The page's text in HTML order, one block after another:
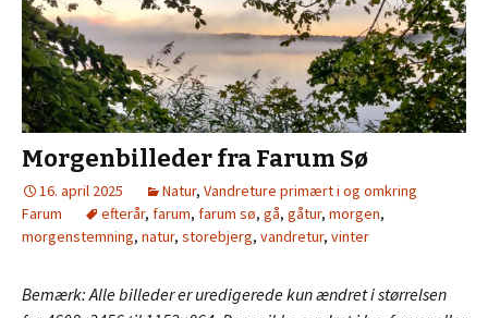
Morgenbilleder fra Farum Sø
16. april 2025 Natur, Vandreture primært i og omkring
Farum
efterår, farum, farum sø, gå, gåtur, morgen,
morgenstemning, natur, storebjerg, vandretur, vinter
Bemærk: Alle billeder er uredigerede kun ændret i størrelsen